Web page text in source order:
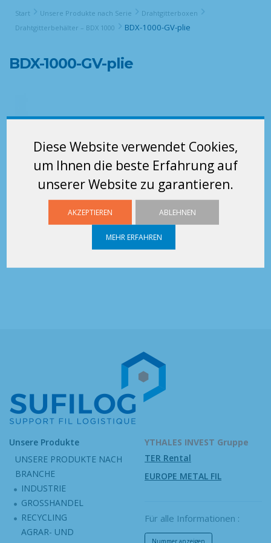
Diese Website verwendet Cookies,
um Ihnen die beste Erfahrung auf
unserer Website zu garantieren.
AKZEPTIEREN ABLEHNEN
MEHR ERFAHREN
Start Unsere Produkte nach Serie
Drahtgitterboxen
Drahtgitterbehälter – BDX 1000
BDX-1000-GV-plie
BDX-1000-GV-plie
Unsere Produkte
UNSERE PRODUKTE NACH
BRANCHE
INDUSTRIE
GROSSHANDEL
RECYCLING
AGRAR- UND
YTHALES INVEST Gruppe
TER Rental
EUROPE METAL FIL
Für alle Informationen :
Nummer anzeigen